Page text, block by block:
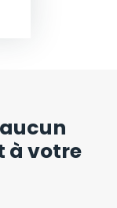
à votre